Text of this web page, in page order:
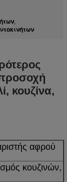
,
κουζίνα,
αφρού
κουζινών,